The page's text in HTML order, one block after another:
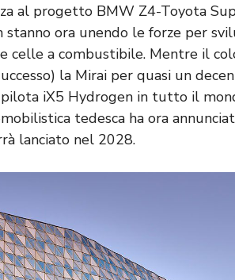
al progetto BMW Z4-Toyota
ora unendo le forze per
a combustibile. Mentre il
la Mirai per quasi un
iX5 Hydrogen in tutto il
tedesca ha ora
lanciato nel 2028.